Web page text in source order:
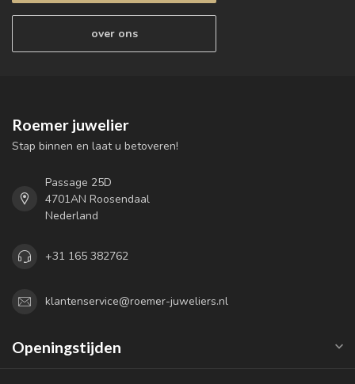
over ons
Roemer juwelier
Stap binnen en laat u betoveren!
Passage 25D
4701AN Roosendaal
Nederland
+31 165 382762
klantenservice@roemer-juweliers.nl
Openingstijden